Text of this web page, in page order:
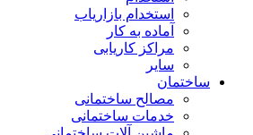
استخدام بازاریاب
آماده به کار
مراکز کاریابی
سایر
ساختمان
مصالح ساختمانی
خدمات ساختمانی